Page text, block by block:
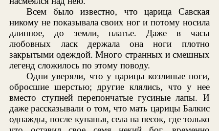
Всем было известно, что царица Савская
никому не показывала своих ног и потому носила
длинное, до земли, платье. Даже в часы
любовных ласк держала она ноги плотно
закрытыми одеждой. Много странных и смешных
легенд сложилось по этому поводу.
Одни уверяли, что у царицы козлиные ноги,
обросшие шерстью; другие клялись, что у нее
вместо ступней перепончатые гусиные лапы. И
даже рассказывали о том, что мать царицы Балкис
однажды, после купанья, села на песок, где только